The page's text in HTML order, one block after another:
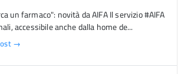
un farmaco": novità da AIFA Il servizio #AIFA
accessibile anche dalla home de...
→